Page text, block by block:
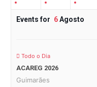
Events for 6Agosto
Todo o Dia
ACAREG 2026
Guimarães